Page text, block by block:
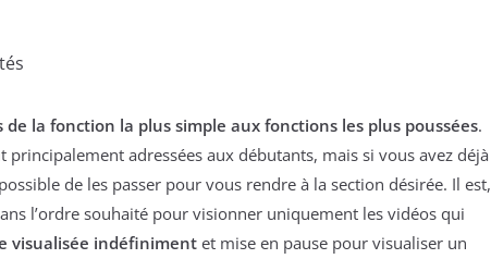
la fonction la plus simple aux fonctions les plus poussées.
adressées aux débutants, mais si vous avez déjà
de les passer pour vous rendre à la section désirée. Il est,
l’ordre souhaité pour visionner uniquement les vidéos qui
visualisée indéfiniment et mise en pause pour visualiser un